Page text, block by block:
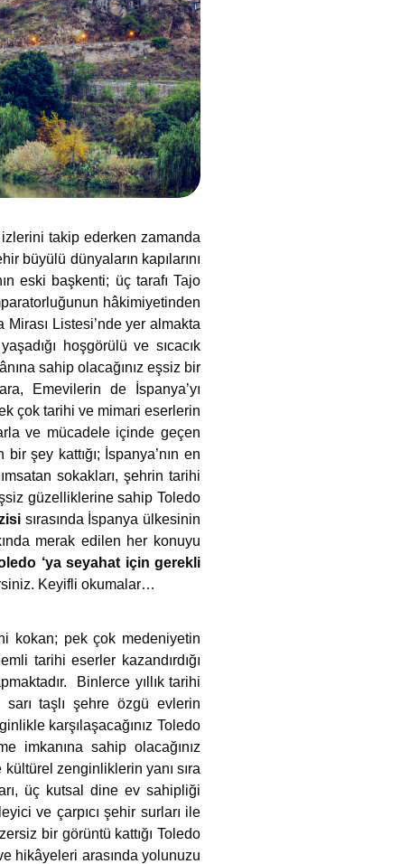
takip ederken zamanda
büyülü dünyaların kapılarını
eski başkenti; üç tarafı Tajo
hâkimiyetinden
Listesi’nde yer almakta
hoşgörülü ve sıcacık
sahip olacağınız eşsiz bir
Emevilerin de İspanya’yı
çok tarihi ve mimari eserlerin
ve mücadele içinde geçen
şey kattığı; İspanya’nın en
sokakları, şehrin tarihi
güzelliklerine sahip Toledo
sırasında İspanya ülkesinin
merak edilen her konuyu
‘ya seyahat için gerekli
Keyifli okumalar…
kokan; pek çok medeniyetin
tarihi eserler kazandırdığı
Binlerce yıllık tarihi
taşlı şehre özgü evlerin
karşılaşacağınız Toledo
imkanına sahip olacağınız
zenginliklerin yanı sıra
üç kutsal dine ev sahipliği
ve çarpıcı şehir surları ile
bir görüntü kattığı Toledo
hikâyeleri arasında yolunuzu